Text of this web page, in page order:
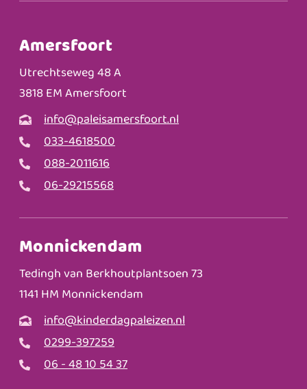
Amersfoort
Utrechtseweg 48 A
3818 EM Amersfoort
info@paleisamersfoort.nl
033-4618500
088-2011616
06-29215568
Monnickendam
Tedingh van Berkhoutplantsoen 73
1141 HM Monnickendam
info@kinderdagpaleizen.nl
0299-397259
06 - 48 10 54 37